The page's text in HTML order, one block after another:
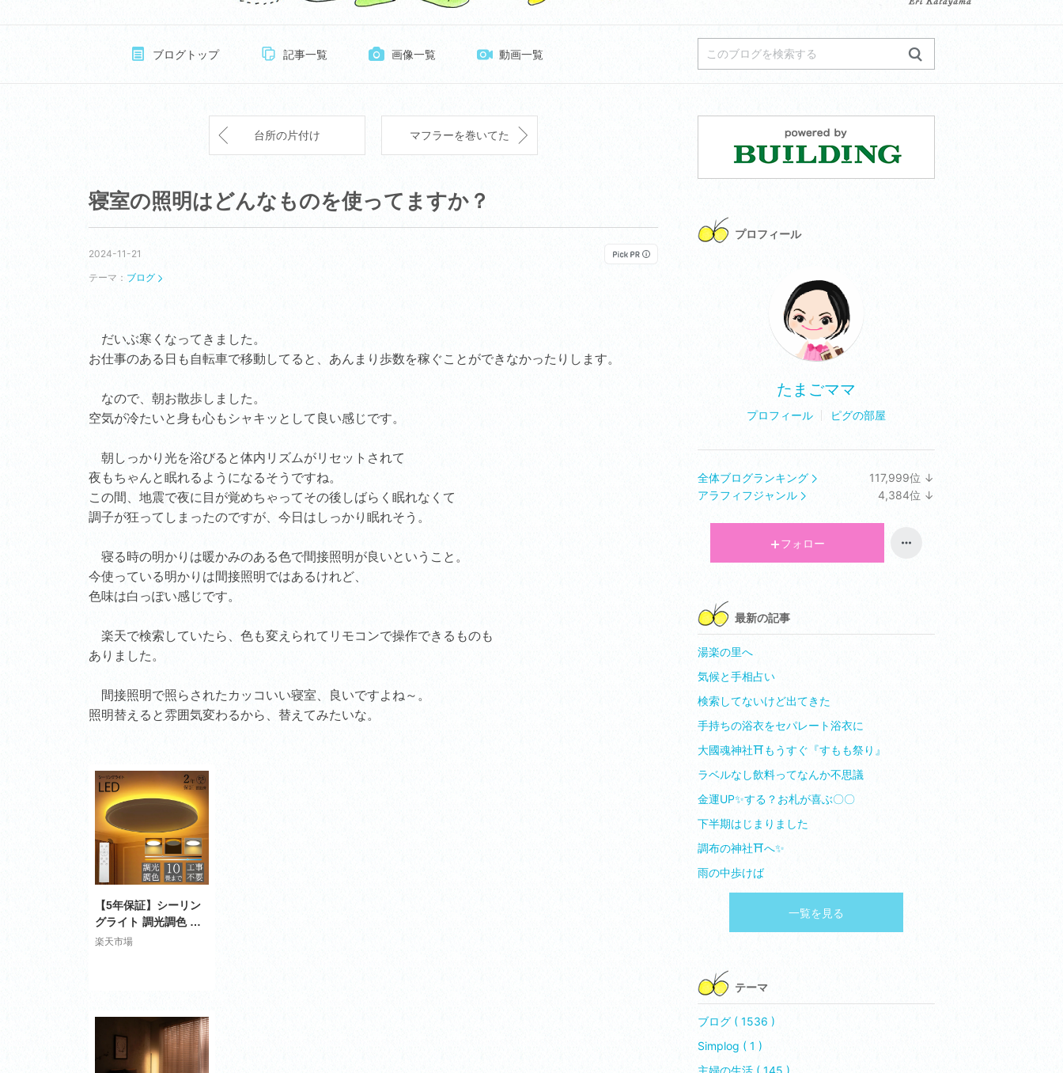
ブログトップ 記事一覧 画像一覧 動画一覧
台所の片付け マフラーを巻いてた
寝室の照明はどんなものを使ってますか？
2024-11-21
テーマ： ブログ
だいぶ寒くなってきました。
お仕事のある日も自転車で移動してると、あんまり歩数を稼ぐことができなかったりします。
なので、朝お散歩しました。
空気が冷たいと身も心もシャキッとして良い感じです。
朝しっかり光を浴びると体内リズムがリセットされて
夜もちゃんと眠れるようになるそうですね。
この間、地震で夜に目が覚めちゃってその後しばらく眠れなくて
調子が狂ってしまったのですが、今日はしっかり眠れそう。
寝る時の明かりは暖かみのある色で間接照明が良いということ。
今使っている明かりは間接照明ではあるけれど、
色味は白っぽい感じです。
楽天で検索していたら、色も変えられてリモコンで操作できるものも
ありました。
間接照明で照らされたカッコいい寝室、良いですよね～。
照明替えると雰囲気変わるから、替えてみたいな。
【5年保証】シーリン
グライト 調光調色 リ
モコン おしゃれ アッ
ト LED 北欧 明るい シ
ーリングランプ 照明
天井照明 ライト リビ
楽天市場
プロフィール
たまごママ
プロフィール ピグの部屋
全体ブログランキング 117,999位 ↓
アラフィフジャンル 4,384位 ↓
フォロー
最新の記事
湯楽の里へ
気候と手相占い
検索してないけど出てきた
手持ちの浴衣をセパレート浴衣に
大國魂神社⛩️もうすぐ『すもも祭り』
ラベルなし飲料ってなんか不思議
金運UP✨️する？お札が喜ぶ〇〇
下半期はじまりました
調布の神社⛩️へ✨️
雨の中歩けば
一覧を見る
テーマ
ブログ ( 1536 )
Simplog ( 1 )
主婦の生活 ( 145 )